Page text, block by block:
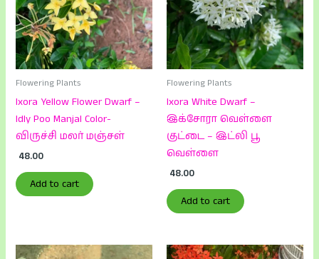
Flowering Plants
Ixora Yellow Flower Dwarf –
Idly Poo Manjal Color-
விருச்சி மலர் மஞ்சள்
48.00
Add to cart
Flowering Plants
Ixora White Dwarf –
இக்சோரா வெள்ளை
குட்டை – இட்லி பூ
வெள்ளை
48.00
Add to cart